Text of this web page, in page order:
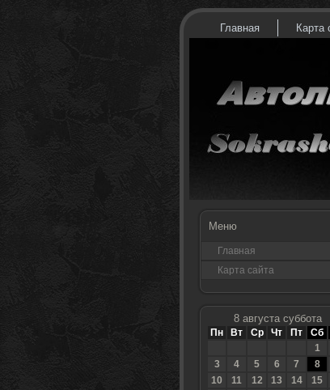
Главная Карта
Меню
Главная
Карта сайта
8 августа суббота
Пн Вт Ср Чт Пт Сб
1
3
4 5 6 7 8
10
11 12 13 14 15